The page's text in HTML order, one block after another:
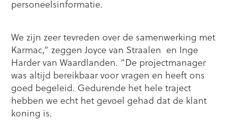
personeelsinformatie.
We zijn zeer tevreden over de samenwerking met
Karmac,” zeggen Joyce van Straalen en Inge
Harder van Waardlanden. ”De projectmanager
was altijd bereikbaar voor vragen en heeft ons
goed begeleid. Gedurende het hele traject
hebben we echt het gevoel gehad dat de klant
koning is.